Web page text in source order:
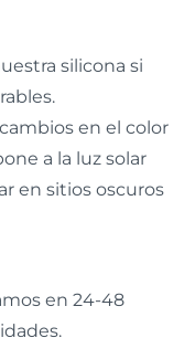
silicona si
en el color
a la luz solar
en sitios oscuros
en 24-48